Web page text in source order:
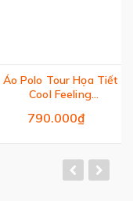
Polo Tour Họa Tiết
Cool Feeling
790.000₫